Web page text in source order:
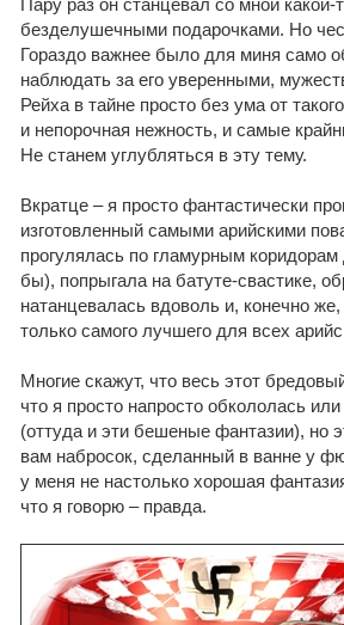
Пару раз он станцевал со мной
безделушечными подарочками. Но
Гораздо важнее было для миня само
наблюдать за его уверенными,
Рейха в тайне просто без ума от
и непорочная нежность, и самые
Не станем углубляться в эту тему.
Вкратце – я просто фантастически
изготовленный самыми арийскими
прогулялась по гламурным
бы), попрыгала на батуте-свастике,
натанцевалась вдоволь и, конечно
только самого лучшего для всех
Многие скажут, что весь этот
что я просто напросто обкололась
(оттуда и эти бешеные фантазии), но
вам набросок, сделанный в ванне у
у меня не настолько хорошая
что я говорю – правда.